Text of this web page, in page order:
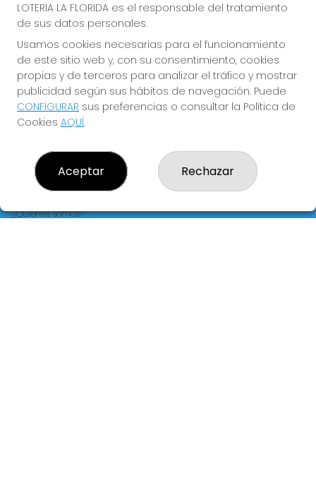
COMPRA EN LOTERIA LA
FLORIDA
Y QUE LAS MEIGAS TE
ACOMPAÑEN
LOTERIA LA FLORIDA
¿Quiénes somos?
LOTERIA LA FLORIDA es el responsable del tratamiento
de sus datos personales.
Usamos cookies necesarias para el funcionamiento
de este sitio web y, con su consentimiento, cookies
propias y de terceros para analizar el tráfico y mostrar
publicidad según sus hábitos de navegación. Puede
CONFIGURAR sus preferencias o consultar la Política de
Cookies AQUÍ.
Aceptar Rechazar